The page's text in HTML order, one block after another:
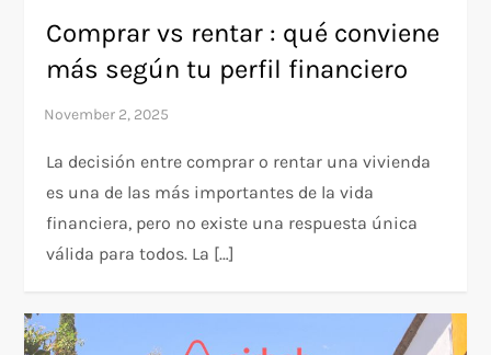
Comprar vs rentar : qué conviene
más según tu perfil financiero
La decisión entre comprar o rentar una vivienda
es una de las más importantes de la vida
financiera, pero no existe una respuesta única
válida para todos. La […]